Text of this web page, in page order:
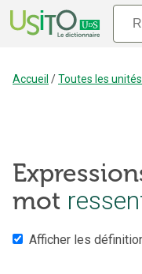
Accueil /Toutes les
mot
Afficher les